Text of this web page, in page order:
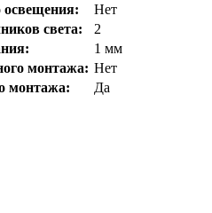
освещения:
Нет
света:
2
1 мм
монтажа: Нет
монтажа:
Да